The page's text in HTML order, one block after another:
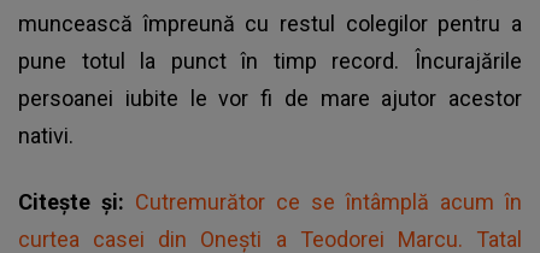
muncească împreună cu restul colegilor pentru a
pune totul la punct în timp record. Încurajările
persoanei iubite le vor fi de mare ajutor acestor
nativi.
Citește și: Cutremurător ce se întâmplă acum în
curtea casei din Onești a Teodorei Marcu. Tatal